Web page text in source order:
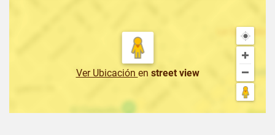
Ver Ubicación en street view